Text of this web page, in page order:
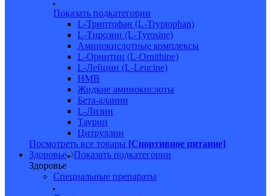
Показать подкатегории
L-Триптофан (L-Tryptophan)
L-Тирозин (L-Tyrosine)
Аминокислотные комплексы
L-Орнитин (L-Ornithine)
L-Лейцин (L-Leucine)
HMB
Жидкие аминокислоты
Бета-аланин
L-Лизин
Таурин
Цитруллин
Посмотреть все товары [Спортивное питание]
Здоровье
Показать подкатегории
Здоровье
Специальные препараты